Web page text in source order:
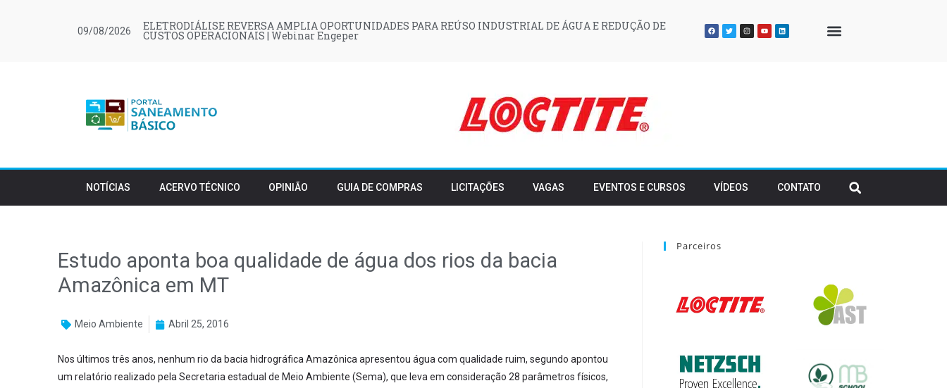
09/08/2026 ELETRODIÁLISE REVERSA AMPLIA OPORTUNIDADES PARA REÚSO INDUSTRIAL DE ÁGUA E REDUÇÃO DE
CUSTOS OPERACIONAIS | Webinar Engeper
NOTÍCIAS ACERVO TÉCNICO OPINIÃO GUIA DE COMPRAS LICITAÇÕES VAGAS EVENTOS E CURSOS VÍDEOS CONTATO
Estudo aponta boa qualidade de água dos rios da bacia
Amazônica em MT
Meio Ambiente Abril 25, 2016
Nos últimos três anos, nenhum rio da bacia hidrográfica Amazônica apresentou água com qualidade ruim, segundo apontou
um relatório realizado pela Secretaria estadual de Meio Ambiente (Sema), que leva em consideração 28 parâmetros físicos,
Parceiros